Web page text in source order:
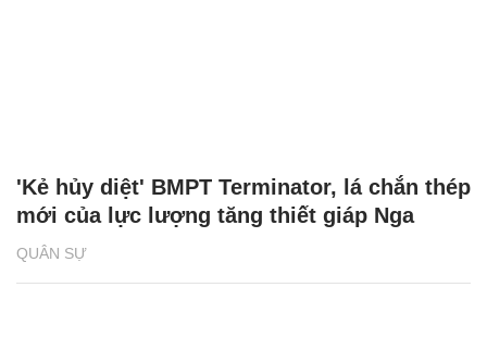
QUÂN SỰ
'Kẻ hủy diệt' BMPT Terminator, lá chắn thép
mới của lực lượng tăng thiết giáp Nga